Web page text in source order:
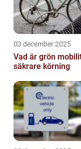
03 december 2025
Vad är grön
säkrare körning